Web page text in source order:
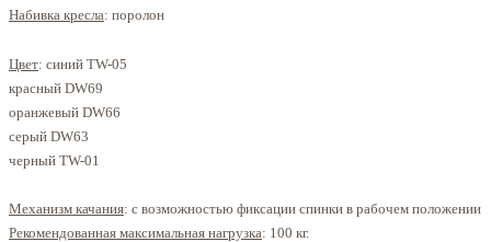
Набивка кресла: поролон
Цвет: синий TW-05
красный DW69
оранжевый DW66
серый DW63
черный TW-01
Механизм качания: с возможностью фиксации спинки в рабочем положении
Рекомендованная максимальная нагрузка: 100 кг.